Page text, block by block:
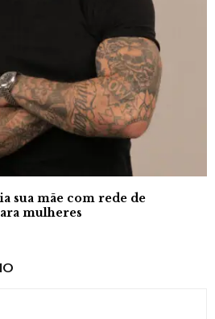
sua mãe com rede de
mulheres